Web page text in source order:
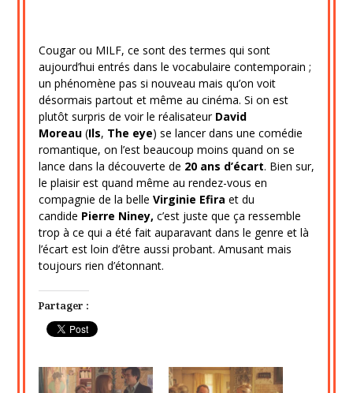
Cougar ou MILF, ce sont des termes qui sont
aujourd’hui entrés dans le vocabulaire contemporain ;
un phénomène pas si nouveau mais qu’on voit
désormais partout et même au cinéma. Si on est
plutôt surpris de voir le réalisateur David
Moreau(Ils, The eye) se lancer dans une comédie
romantique, on l’est beaucoup moins quand on se
lance dans la découverte de 20 ans d’écart. Bien sur,
le plaisir est quand même au rendez-vous en
compagnie de la belle Virginie Efira et du
candide Pierre Niney, c’est juste que ça ressemble
trop à ce qui a été fait auparavant dans le genre et là
l’écart est loin d’être aussi probant. Amusant mais
toujours rien d’étonnant.
Partager :